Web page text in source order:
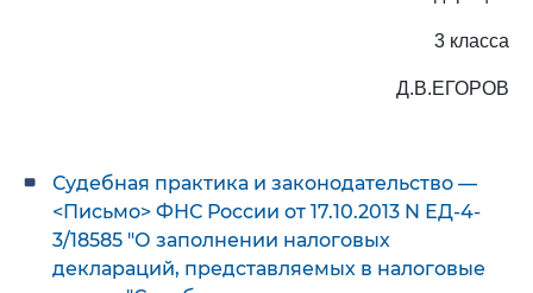
3 класса
Д.В.ЕГОРОВ
Судебная практика и законодательство —
<Письмо> ФНС России от 17.10.2013 N ЕД-4-
3/18585 "О заполнении налоговых
деклараций, представляемых в налоговые